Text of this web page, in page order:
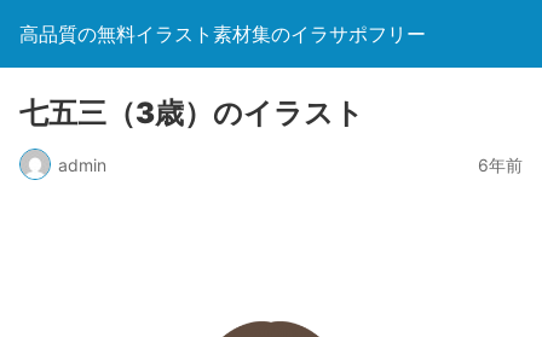
高品質の無料イラスト素材集のイラサポフリー
七五三（3歳）のイラスト
admin 6年前